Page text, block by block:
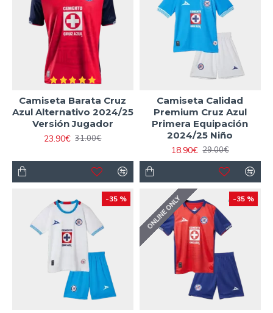
Camiseta Barata Cruz
Azul Alternativo 2024/25
Versión Jugador
23.90€ 31.00€
Camiseta Calidad
Premium Cruz Azul
Primera Equipación
2024/25 Niño
18.90€ 29.00€
-35 % ONLINE ONLY -35 %